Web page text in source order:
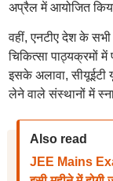
अप्रैल में आयोजित
वहीं, एनटीए देश के
चिकित्सा पाठ्यक्रमों
इसके अलावा, सीयूईटी
लेने वाले संस्थानों में
Also read
JEE Mains